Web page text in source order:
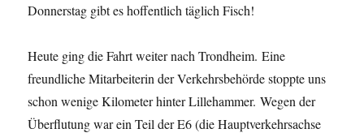
Donnerstag gibt es hoffentlich täglich Fisch!
Heute ging die Fahrt weiter nach Trondheim. Eine
freundliche Mitarbeiterin der Verkehrsbehörde stoppte uns
schon wenige Kilometer hinter Lillehammer. Wegen der
Überflutung war ein Teil der E6 (die Hauptverkehrsachse